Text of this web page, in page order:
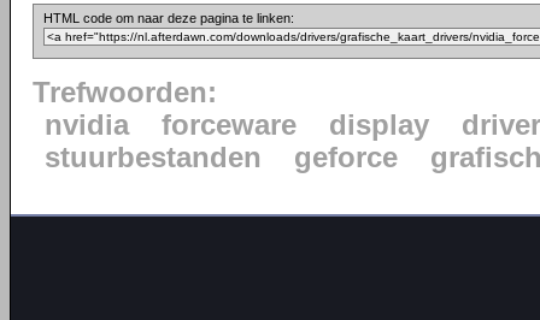
HTML code om naar deze pagina te linken:
Trefwoorden:
nvidia
forceware display
driver
stuurbestanden
geforce